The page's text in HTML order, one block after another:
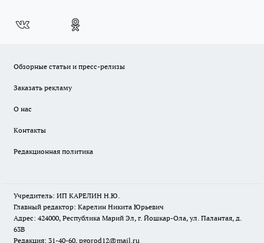
Обзорные статьи и пресс-релизы
Заказать рекламу
О нас
Контакты
Редакционная политика
Учредитель: ИП КАРЕЛИН Н.Ю.
Главный редактор: Карелин Никита Юрьевич
Адрес: 424000, Республика Марий Эл, г. Йошкар-Ола, ул. Палантая, д.
63В
Редакция: 31-40-60, pgorod12@mail.ru